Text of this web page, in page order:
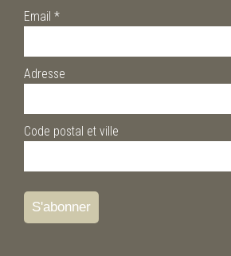
Email *
Adresse
Code postal et ville